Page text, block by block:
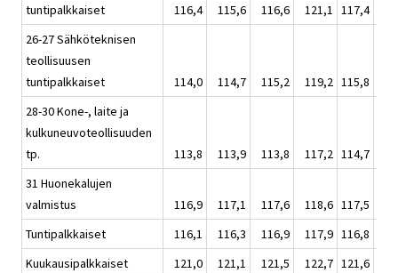
tuntipalkkaiset
116,4 115,6 116,6 121,1 117,4
26-27 Sähköteknisen
teollisuusen
tuntipalkkaiset
114,0 114,7 115,2 119,2 115,8
28-30 Kone-, laite ja
kulkuneuvoteollisuuden
tp.
113,8 113,9 113,8 117,2 114,7
31 Huonekalujen
valmistus
116,9 117,1 117,6 118,6 117,5
Tuntipalkkaiset
116,1 116,3 116,9 117,9 116,8
Kuukausipalkkaiset
121,0 121,1 121,5 122,7 121,6